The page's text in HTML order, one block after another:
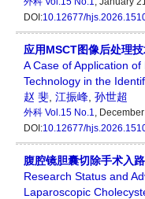
DOI:10.12677/
应用MSCT图像后处理
A Case of Application
Technology in the
赵 斐 江振峰 孙世超
外科 Vol.15 No.1,
DOI:10.12677/
腹腔镜胆囊切除手术入
Research Status and
Laparoscopic